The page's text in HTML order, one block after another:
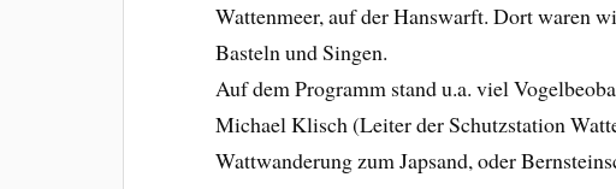
Wattenmeer,auf der Hanswarft. Dort waren
Basteln und Singen.
Auf dem Programm stand u.a. viel
Michael Klisch (Leiter der Schutzstation
Wattwanderung zum Japsand, oder